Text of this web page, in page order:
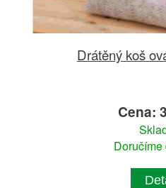
Drátěný koš
Cena:
Doručíme